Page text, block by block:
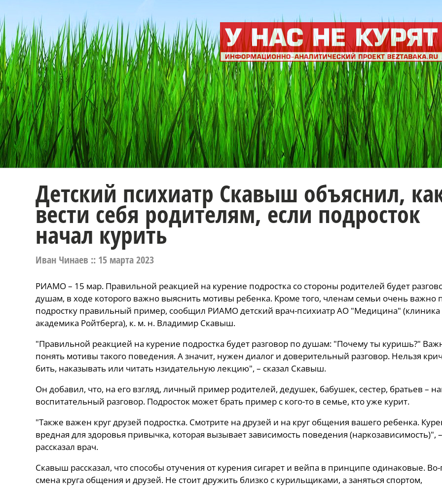
Детский психиатр Скавыш объяснил,
вести себя родителям, если подросток
начал курить
Иван Чинаев :: 15 марта 2023
РИАМО – 15 мар. Правильной реакцией на курение подростка со стороны родителей будет
душам, в ходе которого важно выяснить мотивы ребенка. Кроме того, членам семьи очень важно
подростку правильный пример, сообщил РИАМО детский врач-психиатр АО "Медицина" (клиника
академика Ройтберга), к. м. н. Владимир Скавыш.
"Правильной реакцией на курение подростка будет разговор по душам: "Почему ты куришь?"
понять мотивы такого поведения. А значит, нужен диалог и доверительный разговор. Нельзя
бить, наказывать или читать нзидательную лекцию", – сказал Скавыш.
Он добавил, что, на его взгляд, личный пример родителей, дедушек, бабушек, сестер, братьев –
воспитательный разговор. Подросток может брать пример с кого-то в семье, кто уже курит.
"Также важен круг друзей подростка. Смотрите на друзей и на круг общения вашего ребенка.
вредная для здоровья привычка, которая вызывает зависимость поведения (наркозависимость)", –
рассказал врач.
Скавыш рассказал, что способы отучения от курения сигарет и вейпа в принципе одинаковые.
смена круга общения и друзей. Не стоит дружить близко с курильщиками, а заняться спортом,